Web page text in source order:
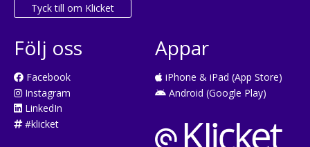
Tyck till om Klicket
Följ oss
Facebook
Instagram
LinkedIn
#klicket
Appar
iPhone & iPad (App Store)
Android (Google Play)